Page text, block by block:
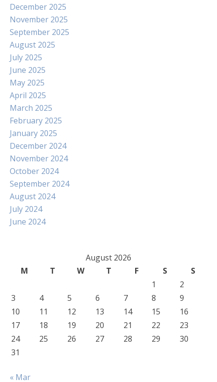
December 2025
November 2025
September 2025
August 2025
July 2025
June 2025
May 2025
April 2025
March 2025
February 2025
January 2025
December 2024
November 2024
October 2024
September 2024
August 2024
July 2024
June 2024
August 2026
M
T W T F S
S
1
2
3
4 5 6 7 8
9
10
11 12 13 14 15
16
17
18 19 20 21 22
23
24
25 26 27 28 29
30
31
« Mar